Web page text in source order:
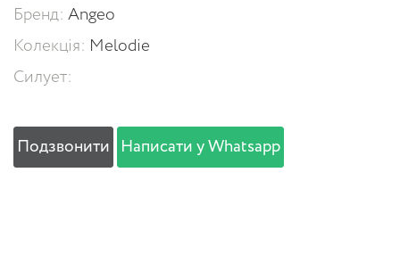
Бренд: Angeo
Колекція: Melodie
Силует:
Подзвонити Написати у Whatsapp